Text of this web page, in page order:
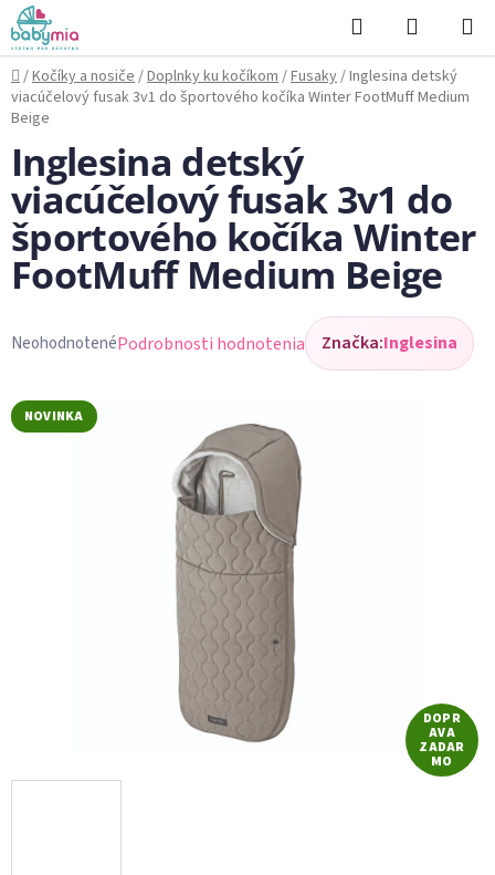
Prejsť
na
obsah
Hľadať
KOŠÍK
Domov
/Kočíky a nosiče/Doplnky ku kočíkom/Fusaky/Inglesina detský
viacúčelový fusak 3v1 do športového kočíka Winter FootMuff Medium
Beige
Inglesina detský
viacúčelový fusak 3v1 do
športového kočíka Winter
FootMuff Medium Beige
produktu
NeohodnotenéPodrobnosti hodnotenia Značka:Inglesina
NOVINKA
DOPR
AVA
ZADAR
MO